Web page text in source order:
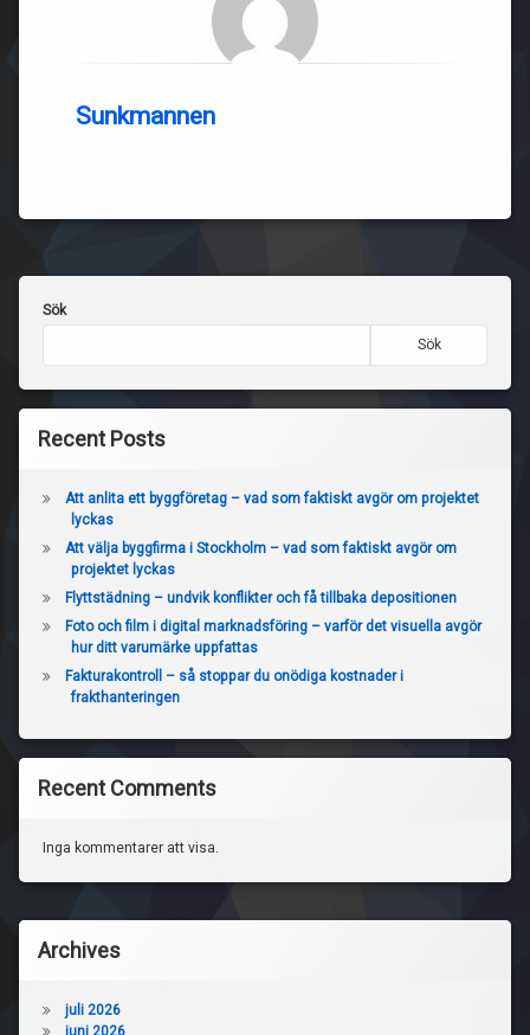
Sunkmannen
Sök
Sök
Recent Posts
Att anlita ett byggföretag – vad som faktiskt avgör om projektet
lyckas
Att välja byggfirma i Stockholm – vad som faktiskt avgör om
projektet lyckas
Flyttstädning – undvik konflikter och få tillbaka depositionen
Foto och film i digital marknadsföring – varför det visuella avgör
hur ditt varumärke uppfattas
Fakturakontroll – så stoppar du onödiga kostnader i
frakthanteringen
Recent Comments
Inga kommentarer att visa.
Archives
juli 2026
juni 2026